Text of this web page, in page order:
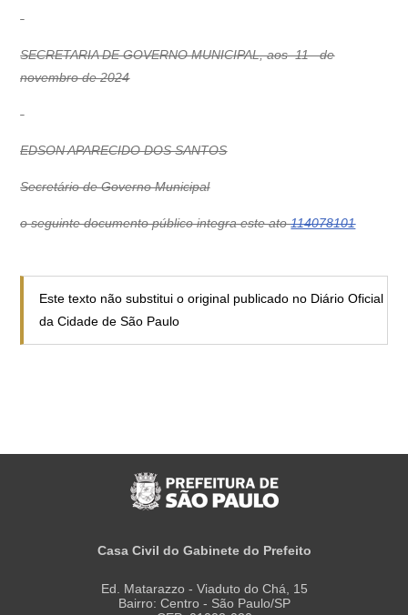
SECRETARIA DE GOVERNO MUNICIPAL, aos 11 de
novembro de 2024
EDSON APARECIDO DOS SANTOS
Secretário de Governo Municipal
o seguinte documento público integra este ato114078101
Este texto não substitui o original publicado no Diário Oficial
da Cidade de São Paulo
Casa Civil do Gabinete do Prefeito
Ed. Matarazzo - Viaduto do Chá, 15
Bairro: Centro - São Paulo/SP